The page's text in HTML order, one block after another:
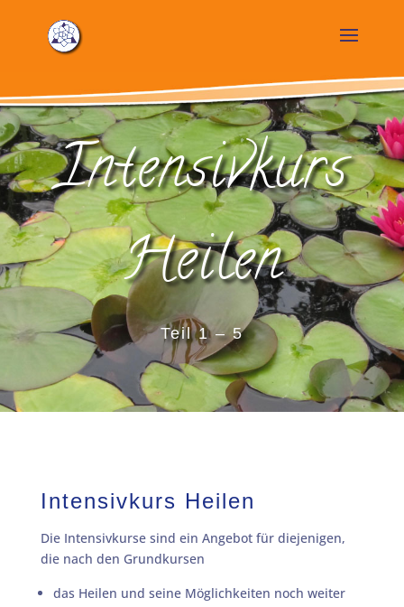
Intensivkurs
Heilen
Teil 1 – 5
Intensivkurs Heilen
Die Intensivkurse sind ein Angebot für diejenigen,
die nach den Grundkursen
das Heilen und seine Möglichkeiten noch weiter